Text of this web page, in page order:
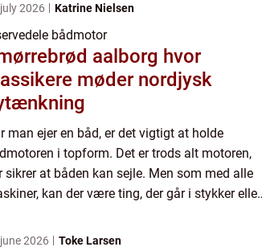
2026 Katrine Nielsen
bådmotor
aalborg hvor
møder nordjysk
man ejer en båd, er det vigtigt at holde
i topform. Det er trods alt motoren,
sikrer at båden kan sejle. Men som med alle
kan der være ting, der går i stykker eller
2026 Toke Larsen